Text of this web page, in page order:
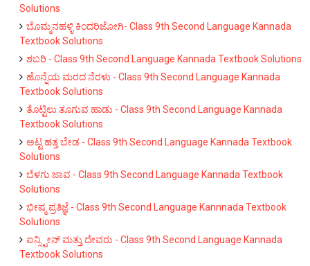
Solutions
ಬೊಮ್ಮನಹಳ್ಳಿ ಕಿಂದರಿಜೋಗಿ- Class 9th Second Language Kannada
Textbook Solutions
ಶಬರಿ - Class 9th Second Language Kannada Textbook Solutions
ಹೊನ್ನೆಯ ಮರದ ನೆರಳು - Class 9th Second Language Kannada
Textbook Solutions
ತೊಟ್ಟಿಲು ತೂಗುವ ಹಾಡು - Class 9th Second Language Kannada
Textbook Solutions
ಅಟ್ಟ ಹತ್ತ ಬೇಡ - Class 9th Second Language Kannada Textbook
Solutions
ಬೆಳಗು ಜಾವ - Class 9th Second Language Kannada Textbook
Solutions
ಭೀಷ್ಮ ಪ್ರತಿಜ್ಞೆ - Class 9th Second Language Kannnada Textbook
Solutions
ಐನ್ಸ್ಟೀನ್ ಮತ್ತು ದೇವರು - Class 9th Second Language Kannada
Textbook Solutions